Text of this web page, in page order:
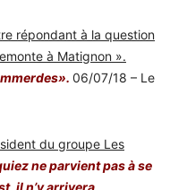
répondant à la question
à Matignon ».
06/07/18 – Le
du groupe Les
ne parvient pas à se
il n’y arrivera